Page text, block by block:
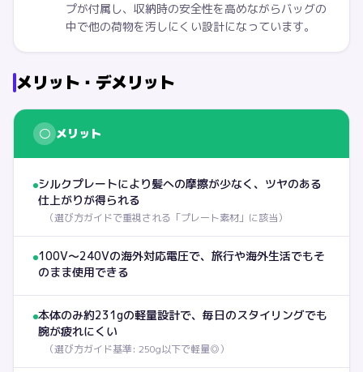
プが付属し、収納時の安全性を高めながらバッグの
中で他の荷物を汚しにくい設計になっています。
メリット・デメリット
○ メリット
シルクプレートにより髪への摩擦が少なく、ツヤのある
仕上がりが得られる
（選び方ガイドで重視される「プレート素材」に該当）
100V〜240Vの海外対応電圧で、旅行や海外生活でもそ
のまま使用できる
本体のみ約231gの軽量設計で、毎日のスタイリングでも
腕が疲れにくい
（選び方ガイド基準: 250g以下で軽量◎）